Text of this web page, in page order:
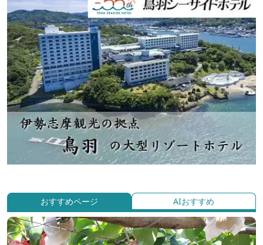
おすすめページ AIおすすめ